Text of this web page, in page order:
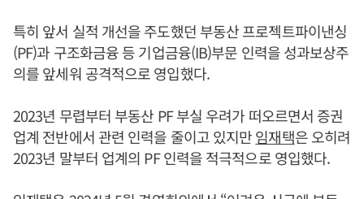
특히 앞서 실적 개선을 주도했던 부동산 프로젝트파이낸싱
(PF)과 구조화금융 등 기업금융(IB)부문 인력을 성과보상주
의를 앞세워 공격적으로 영입했다.
2023년 무렵부터 부동산 PF 부실 우려가 떠오르면서 증권
업계 전반에서 관련 인력을 줄이고 있지만임재택은 오히려
2023년 말부터 업계의 PF 인력을 적극적으로 영입했다.